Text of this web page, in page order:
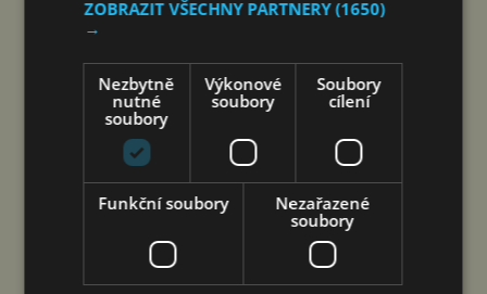
POSTUPOVALA SPRÁVNĚ, ČIŽP
NEZÁKONNĚ
6. 8. 2026
ZOBRAZIT VŠECHNY PARTNERY(1650)
→
Nezbytně
nutné
soubory
Výkonové
soubory
Soubory
cílení
Funkční soubory
Nezařazené
soubory